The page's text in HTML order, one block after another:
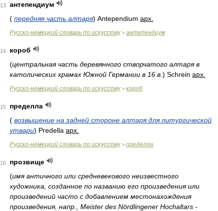
13
антепендиум
( передняя часть алтаря) Antependium арх.
Русско-немецкий словарь по искусству> антепендиум
14
короб
(центральная часть деревянного створчатого алтаря в
католических храмах Южной Германии в 16 в. ) Schrein арх.
Русско-немецкий словарь по искусству> короб
15
пределла
( возвышение на задней стороне алтаря для литургической
утвари) Predella арх.
Русско-немецкий словарь по искусству> пределла
16
прозвище
(имя античного или средневекового неизвестного
художника, созданное по названию его произведения или
произведений часто с добавлением местонахождения
произведения, напр., Meister des Nördlingener Hochaltars -